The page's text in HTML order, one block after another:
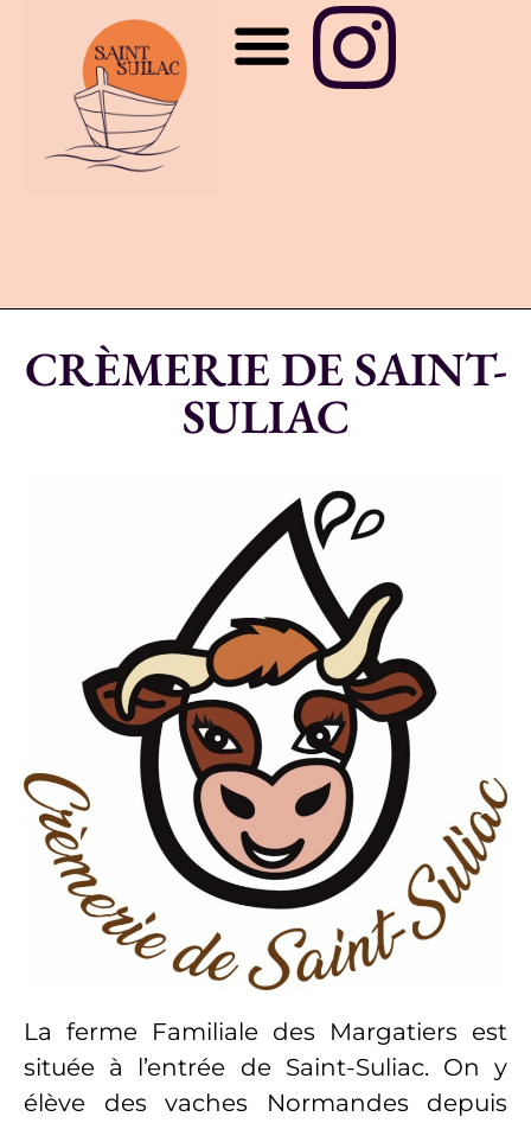
CRÈMERIE DE SAINT-
SULIAC
La ferme Familiale des Margatiers est
située à l’entrée de Saint-Suliac. On y
élève des vaches Normandes depuis